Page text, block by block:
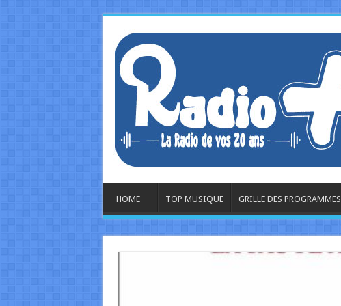
HOME TOP MUSIQUE GRILLE DES PROGRAMMES